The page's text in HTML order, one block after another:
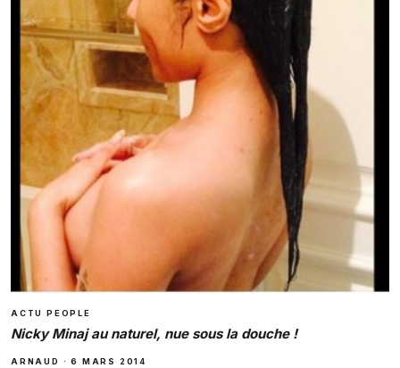
ACTU PEOPLE
Nicky Minaj au naturel, nue sous la douche !
ARNAUD ·6 MARS 2014